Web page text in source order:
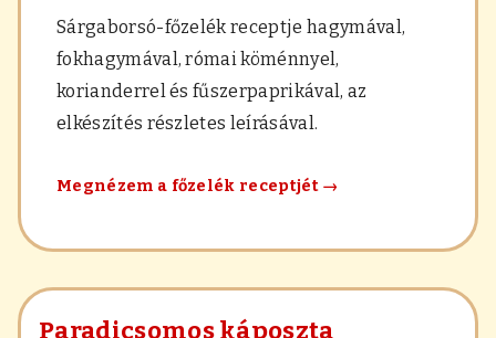
Sárgaborsó-főzelék receptje hagymával,
fokhagymával, római köménnyel,
korianderrel és fűszerpaprikával, az
elkészítés részletes leírásával.
Megnézem a főzelék receptjét Sárgaborsó-
→
Paradicsomos káposzta